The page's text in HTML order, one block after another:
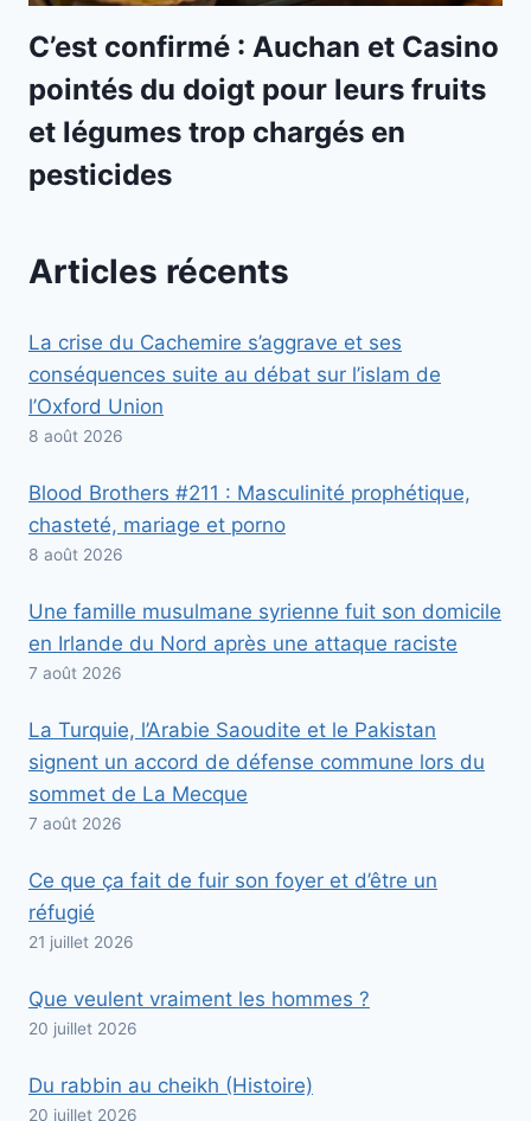
C’est confirmé : Auchan et Casino
pointés du doigt pour leurs fruits
et légumes trop chargés en
pesticides
Articles récents
La crise du Cachemire s’aggrave et ses
conséquences suite au débat sur l’islam de
l’Oxford Union
8 août 2026
Blood Brothers #211 : Masculinité prophétique,
chasteté, mariage et porno
8 août 2026
Une famille musulmane syrienne fuit son domicile
en Irlande du Nord après une attaque raciste
7 août 2026
La Turquie, l’Arabie Saoudite et le Pakistan
signent un accord de défense commune lors du
sommet de La Mecque
7 août 2026
Ce que ça fait de fuir son foyer et d’être un
réfugié
21 juillet 2026
Que veulent vraiment les hommes ?
20 juillet 2026
Du rabbin au cheikh (Histoire)
20 juillet 2026